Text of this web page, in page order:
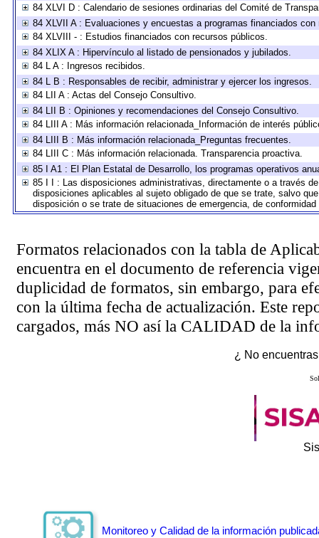
84 XLVI D : Calendario de sesiones ordinarias del Comité de
84 XLVII A : Evaluaciones y encuestas a programas financiados con
84 XLVIII - : Estudios financiados con recursos públicos.
84 XLIX A : Hipervínculo al listado de pensionados y jubilados.
84 L A : Ingresos recibidos.
84 L B : Responsables de recibir, administrar y ejercer los ingresos.
84 LII A : Actas del Consejo Consultivo.
84 LII B : Opiniones y recomendaciones del Consejo Consultivo.
84 LIII A : Más información relacionada_Información de interés
84 LIII B : Más información relacionada_Preguntas frecuentes.
84 LIII C : Más información relacionada. Transparencia proactiva.
85 I A1 : El Plan Estatal de Desarrollo, los programas operativos
85 I I : Las disposiciones administrativas, directamente o a través
disposiciones aplicables al sujeto obligado de que se trate, salvo
disposición o se trate de situaciones de emergencia, de
Formatos relacionados con la tabla de
encuentra en el documento de referencia
duplicidad de formatos, sin embargo, para
con la última fecha de actualización. Este
cargados, más NO así la CALIDAD de la
¿ No
Monitoreo y Calidad de la información